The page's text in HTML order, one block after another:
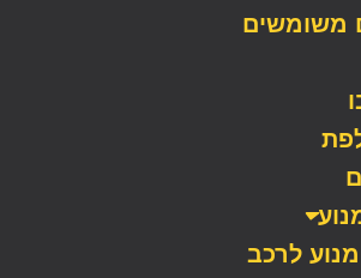
משומשים
לרכב